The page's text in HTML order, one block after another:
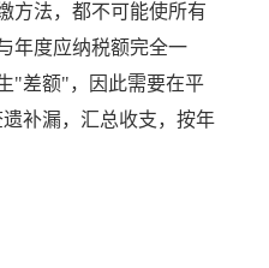
方法，都不可能使所有
年度应纳税额完全一
"差额"，因此需要在平
补漏，汇总收支，按年